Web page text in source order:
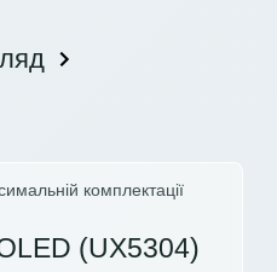
комплектації
(UX5304)